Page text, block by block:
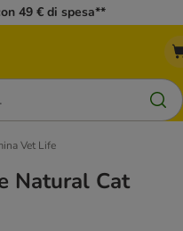
49 € di spesa**
Vet Life
Natural Cat